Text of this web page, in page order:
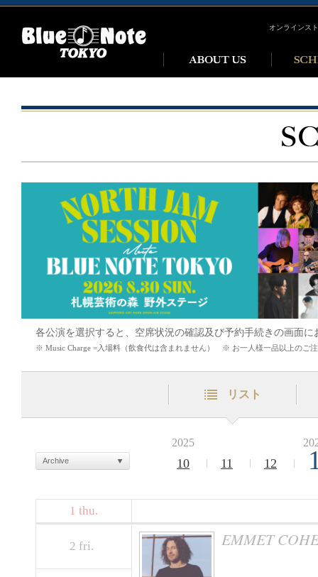
オンラインス
各公演を選択すると、空席状況の確認及び予約手続きの画面に
※ Music Charge =入場料（飲食代は含まれません） ※ お一人様一品以上のご
リスト
2025
10 11 12
Archive
1 thu.
2 fri. EMMET